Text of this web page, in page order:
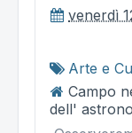
venerdì
Arte e
Campo
dell'